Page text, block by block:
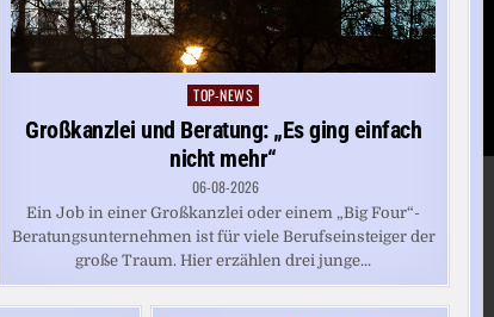
Posted
in
TOP-NEWS
Großkanzlei und Beratung: „Es ging einfach
nicht mehr“
06-08-2026
Ein Job in einer Großkanzlei oder einem „Big Four“-
Beratungsunternehmen ist für viele Berufseinsteiger der
große Traum. Hier erzählen drei junge...